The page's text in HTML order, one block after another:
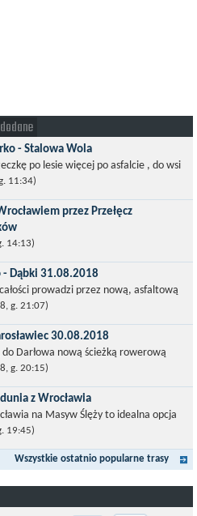
- Stalowa Wola
po lesie więcej po asfalcie , do wsi
siarki również nie ma , a ci co
11:34)
przez Przełęcz
Wrocławiem, raczej płaska z jednym
Sulistrowicką od strony Olesznej.
14:13)
- Dąbki 31.08.2018
prowadzi przez nową, asfaltową
do Iwięcina wzdłuż drogi 203).
g. 21:07)
30.08.2018
Darłowa nową ścieżką rowerową
gdzie na pierwszym rondzie zjazd
g. 20:15)
z Wrocławia
na Masyw Ślęży to idealna opcja
gravelowy). Zimą, kiedy nie ma śniegu,
19:45)
Wszystkie ostatnio popularne trasy